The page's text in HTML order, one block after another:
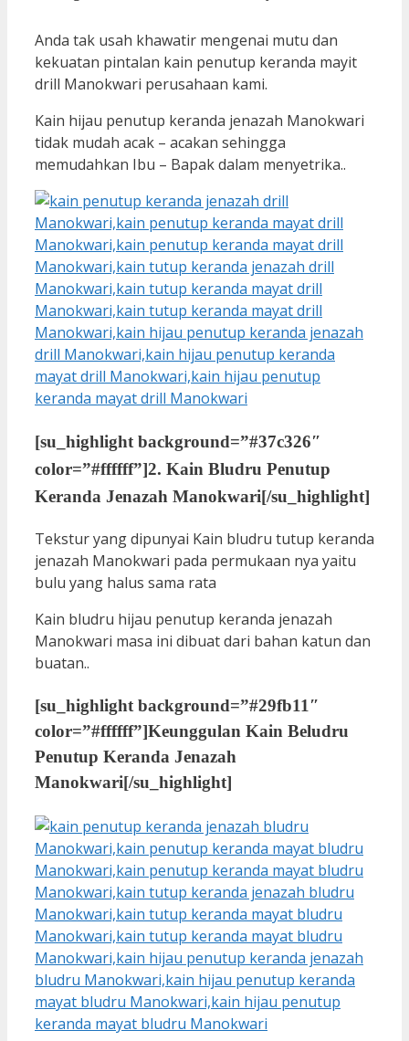
Anda tak usah khawatir mengenai mutu dan
kekuatan pintalan kain penutup keranda mayit
drill Manokwari perusahaan kami.
Kain hijau penutup keranda jenazah Manokwari
tidak mudah acak – acakan sehingga
memudahkan Ibu – Bapak dalam menyetrika..
[su_highlight background=”#37c326″
color=”#ffffff”]2. Kain Bludru Penutup
Keranda Jenazah Manokwari[/su_highlight]
Tekstur yang dipunyai Kain bludru tutup keranda
jenazah Manokwari pada permukaan nya yaitu
bulu yang halus sama rata
Kain bludru hijau penutup keranda jenazah
Manokwari masa ini dibuat dari bahan katun dan
buatan..
[su_highlight background=”#29fb11″
color=”#ffffff”]Keunggulan Kain Beludru
Penutup Keranda Jenazah
Manokwari[/su_highlight]